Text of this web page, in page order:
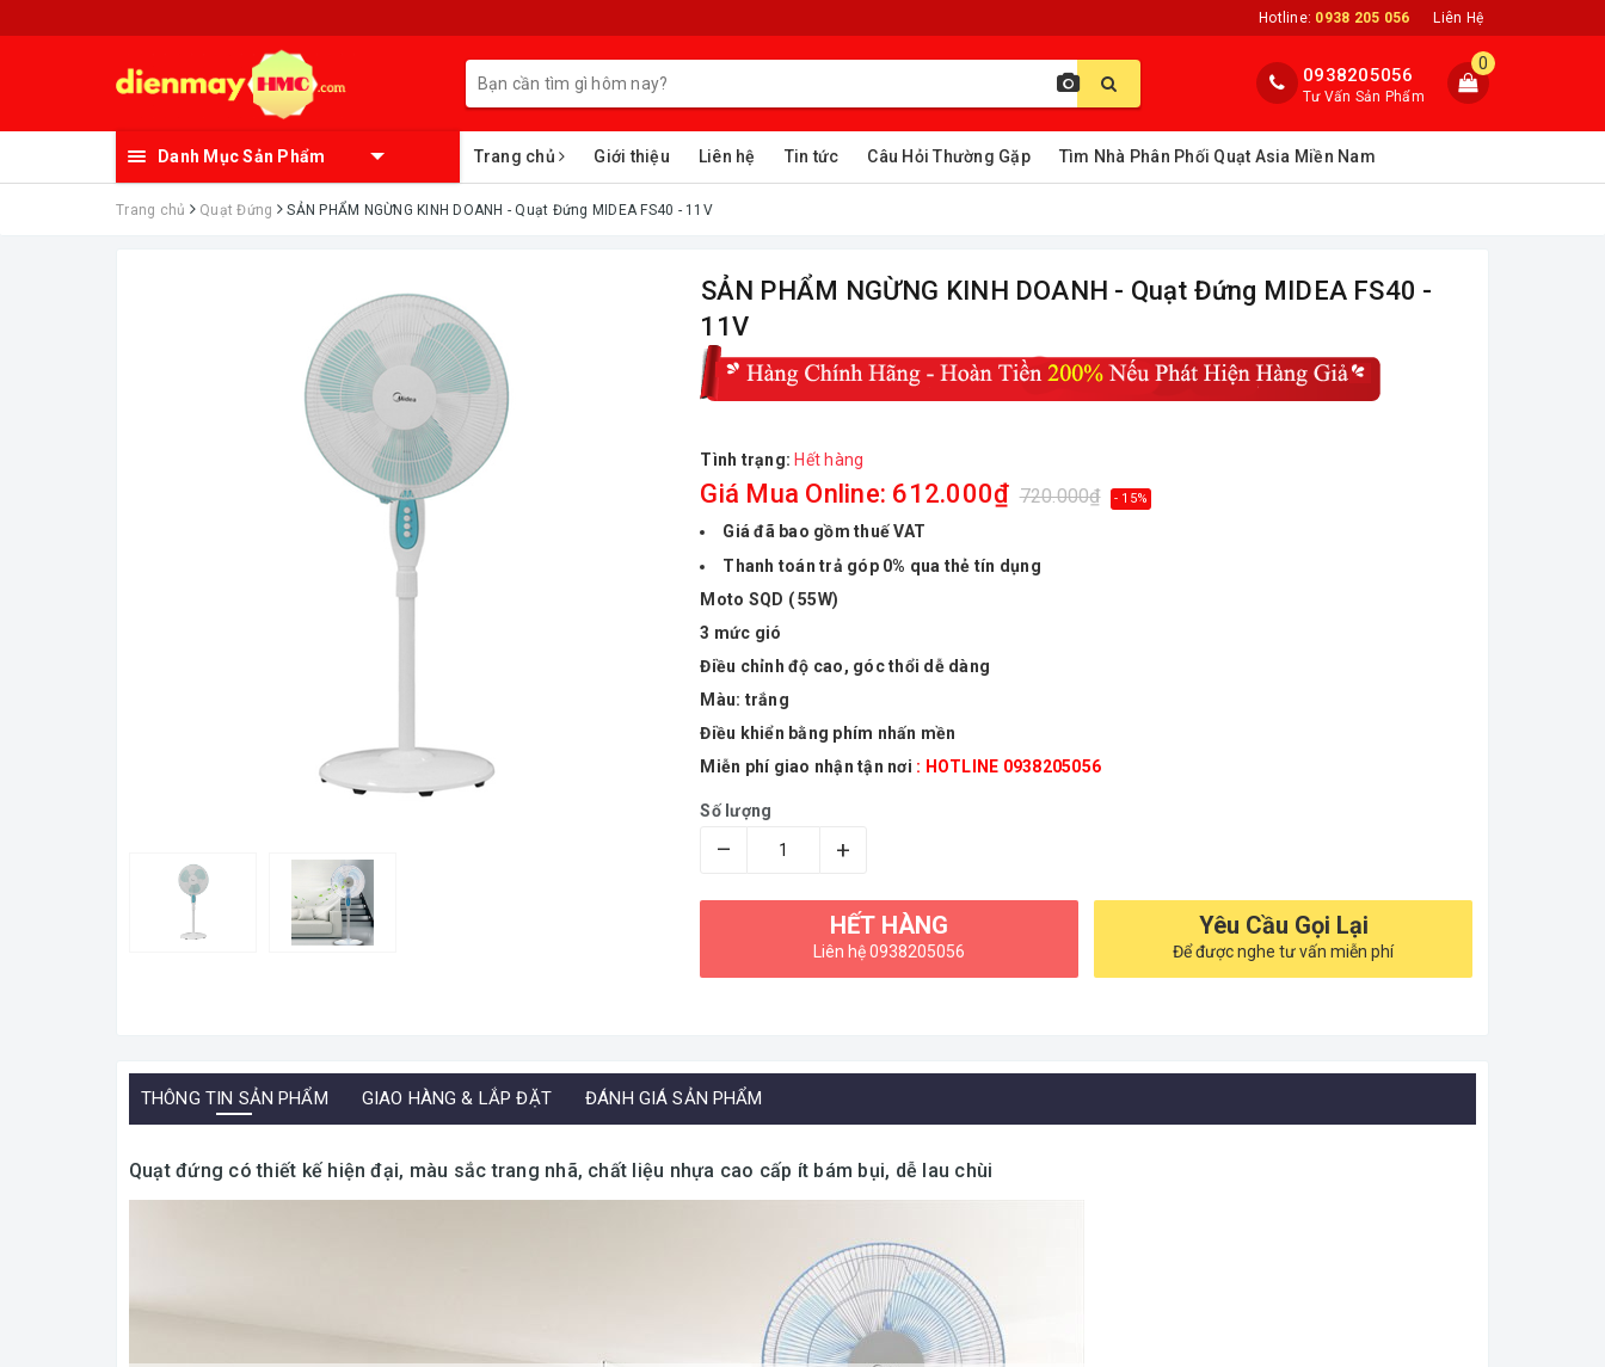
Hotline: 0938 205 056 Liên Hệ
0
0938205056
Tư Vấn Sản Phẩm
Danh Mục Sản Phẩm Trang chủ Giới thiệu Liên hệ Tin tức Câu Hỏi Thường Gặp Tìm Nhà Phân Phối Quạt Asia Miền Nam
Trang chủ Quạt Đứng ㅤSẢN PHẨM NGỪNG KINH DOANH - Quạt Đứng MIDEA FS40 - 11V
ㅤSẢN PHẨM NGỪNG KINH DOANH - Quạt Đứng MIDEA FS40 -
11V
Tình trạng: Hết hàng
Giá Mua Online: 612.000₫ 720.000₫ - 15%
Giá đã bao gồm thuế VAT
Thanh toán trả góp 0% qua thẻ tín dụng
Moto SQD ( 55W)
3 mức gió
Điều chỉnh độ cao, góc thổi dễ dàng
Màu: trắng
Điều khiển bằng phím nhấn mền
Miễn phí giao nhận tận nơi : HOTLINE 0938205056
Số lượng
– +
HẾT HÀNG
Liên hệ 0938205056
Yêu Cầu Gọi Lại
Để được nghe tư vấn miễn phí
THÔNG TIN SẢN PHẨM GIAO HÀNG & LẮP ĐẶT ĐÁNH GIÁ SẢN PHẨM
Quạt đứng có thiết kế hiện đại, màu sắc trang nhã, chất liệu nhựa cao cấp ít bám bụi, dễ lau chùi